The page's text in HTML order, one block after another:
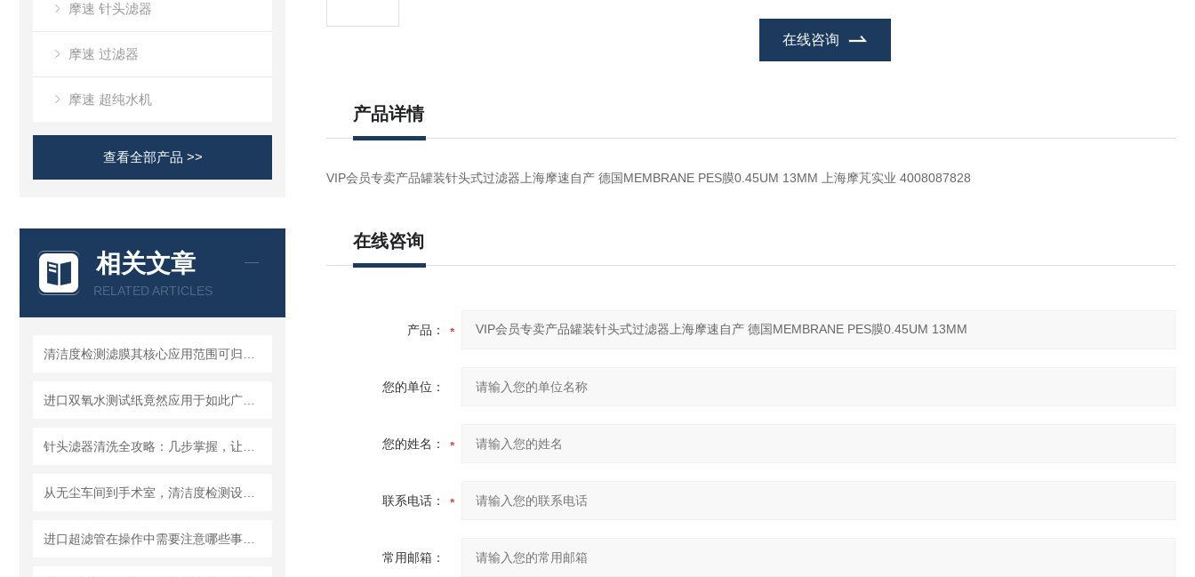
摩速 针头滤器
摩速 过滤器
摩速 超纯水机
查看全部产品 >>
相关文章
RELATED ARTICLES
在线咨询
产品详情
VIP会员专卖产品罐装针头式过滤器上海摩速自产 德国MEMBRANE PES膜0.45UM 13MM 上海摩芃实业 4008087828
在线咨询
产品：
您的单位：
您的姓名：
联系电话：
常用邮箱：